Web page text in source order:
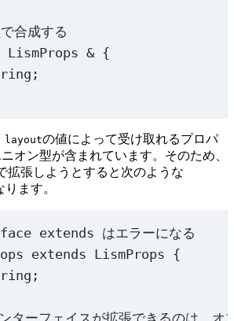
合成する
LismProps & {
;
layoutの値によって受け取れるプロパ
オン型が含まれています。そのため、
拡張しようとすると次のような
ます。
extends はエラーになる
extends LismProps {
;
ーフェイスが拡張できるのは、オ